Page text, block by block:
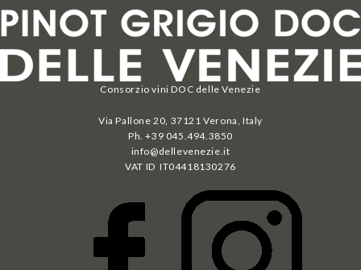
Consorzio vini DOC delle Venezie
Via Pallone 20, 37121 Verona, Italy
Ph. +39 045.494.3850
info@dellevenezie.it
VAT ID IT04418130276